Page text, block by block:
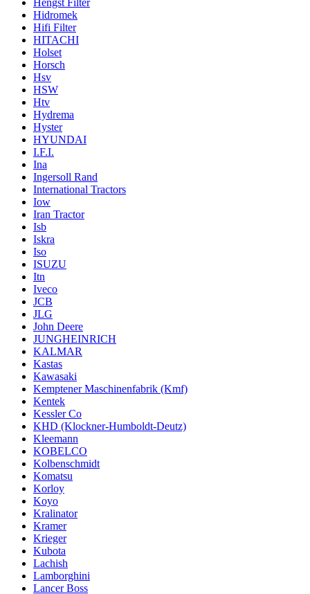
Hengst Filter
Hidromek
Hifi Filter
HITACHI
Holset
Horsch
Hsv
HSW
Htv
Hydrema
Hyster
HYUNDAI
I.F.I.
Ina
Ingersoll Rand
International Tractors
Iow
Iran Tractor
Isb
Iskra
Iso
ISUZU
Itn
Iveco
JCB
JLG
John Deere
JUNGHEINRICH
KALMAR
Kastas
Kawasaki
Kemptener Maschinenfabrik (Kmf)
Kentek
Kessler Co
KHD (Klockner-Humboldt-Deutz)
Kleemann
KOBELCO
Kolbenschmidt
Komatsu
Korloy
Koyo
Kralinator
Kramer
Krieger
Kubota
Lachish
Lamborghini
Lancer Boss